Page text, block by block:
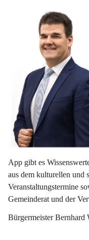
App gibt es
aus dem kulturellen und
Veranstaltungstermine
Gemeinderat und der
Bürgermeister Bernhard